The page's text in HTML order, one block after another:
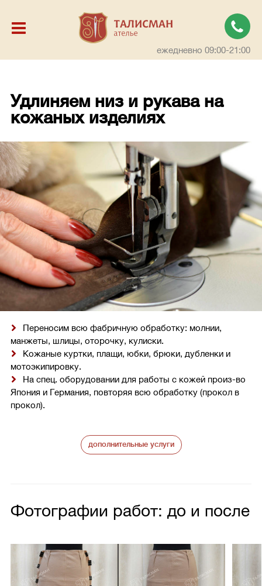
ежедневно 09:00-21:00
Удлиняем низ и рукава на
кожаных изделиях
Переносим всю фабричную обработку: молнии,
манжеты, шлицы, оторочку, кулиски.
Кожаные куртки, плащи, юбки, брюки, дубленки и
мотоэкипировку.
На спец. оборудовании для работы с кожей произ-во
Япония и Германия, повторяя всю обработку (прокол в
прокол).
дополнительные услуги
Фотографии работ: до и после